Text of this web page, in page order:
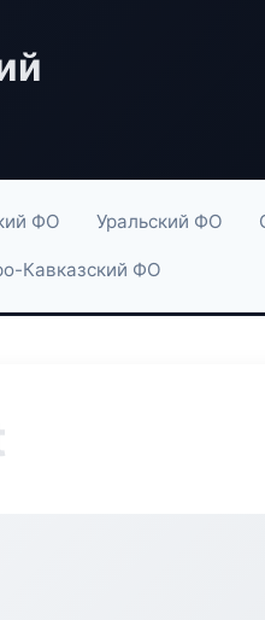
ФО Уральский ФО
Кавказский ФО